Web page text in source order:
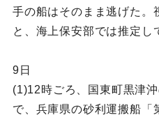
手の船はそのまま逃げた。
と、海上保安部では推定し
9日
(1)12時ごろ、国東町黒津
で、兵庫県の砂利運搬船